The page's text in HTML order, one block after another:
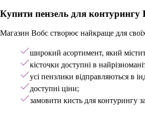
Купити пензель для контурингу
Магазин Вобс створює найкраще для
широкий асортимент, який
кісточки доступні в
усі пензлики відправляються в
доступні ціни;
замовити кисть для контурингу